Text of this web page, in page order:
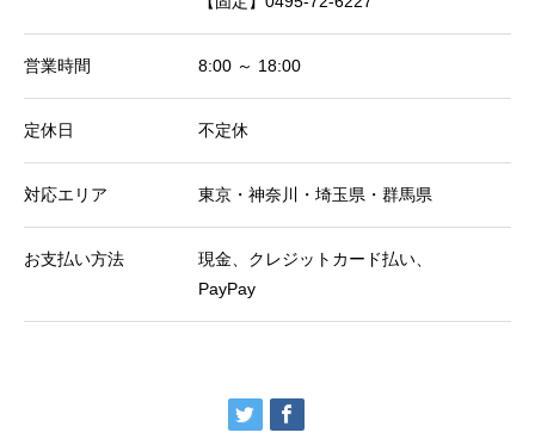
営業時間 8:00 ～ 18:00
定休日 不定休
対応エリア 東京・神奈川・埼玉県・群馬県
お支払い方法
現金、クレジットカード払い、
PayPay